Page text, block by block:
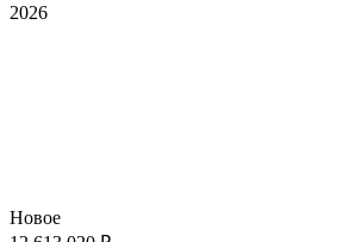
2026
Новое